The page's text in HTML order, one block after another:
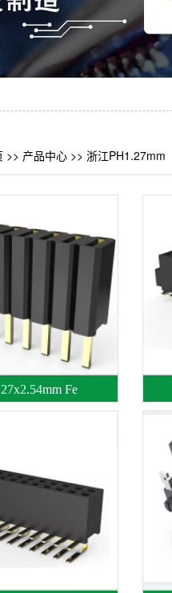
>> 产品中心 >> 浙江PH1.27mm
Fe